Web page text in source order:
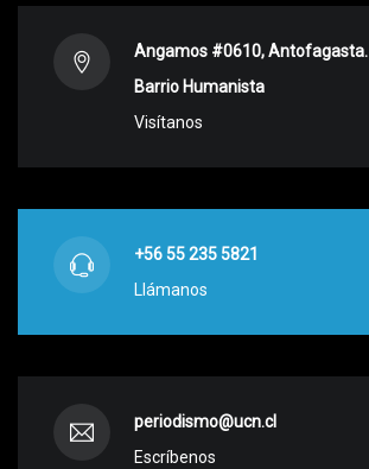
Angamos #0610, Antofagasta.
Barrio Humanista
Visítanos
+56 55 235 5821
Llámanos
periodismo@ucn.cl
Escríbenos